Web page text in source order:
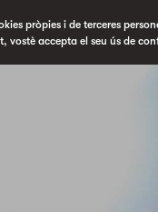
pròpies i de terceres
vostè accepta el seu ús de